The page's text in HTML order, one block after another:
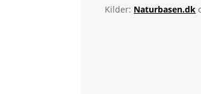
Kilder: Naturbasen.dk